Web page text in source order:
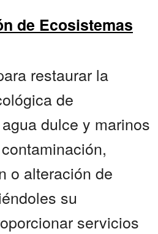
de Ecosistemas
restaurar la
de
dulce y marinos
o alteración de
su
servicios